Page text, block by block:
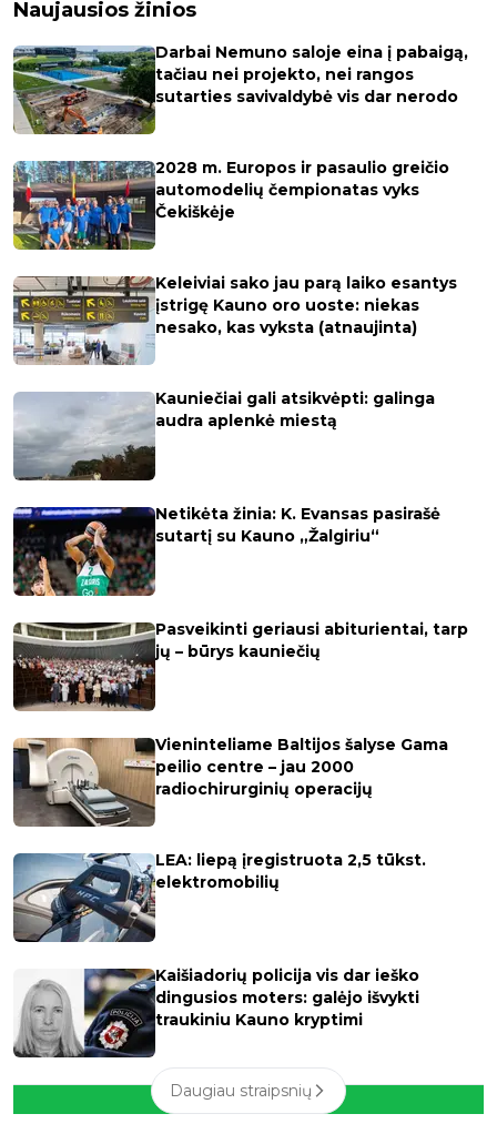
Naujausios žinios
Darbai Nemuno saloje eina į pabaigą,
tačiau nei projekto, nei rangos
sutarties savivaldybė vis dar nerodo
2028 m. Europos ir pasaulio greičio
automodelių čempionatas vyks
Čekiškėje
Keleiviai sako jau parą laiko esantys
įstrigę Kauno oro uoste: niekas
nesako, kas vyksta (atnaujinta)
Kauniečiai gali atsikvėpti: galinga
audra aplenkė miestą
Netikėta žinia: K. Evansas pasirašė
sutartį su Kauno „Žalgiriu“
Pasveikinti geriausi abiturientai, tarp
jų – būrys kauniečių
Vieninteliame Baltijos šalyse Gama
peilio centre – jau 2000
radiochirurginių operacijų
LEA: liepą įregistruota 2,5 tūkst.
elektromobilių
Kaišiadorių policija vis dar ieško
dingusios moters: galėjo išvykti
traukiniu Kauno kryptimi
Daugiau straipsnių